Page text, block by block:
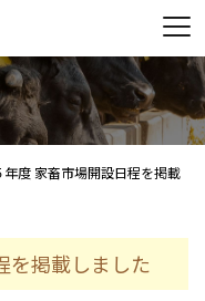
年度 家畜市場開設日程を掲載
を掲載しました